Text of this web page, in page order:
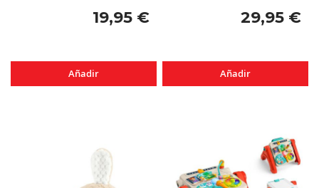
19,95 €
Añadir
29,95 €
Añadir